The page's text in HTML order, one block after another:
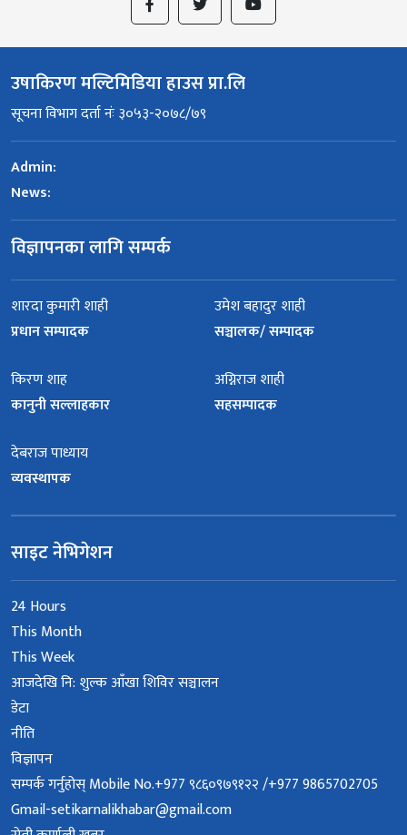
उषाकिरण मल्टिमिडिया हाउस प्रा.लि
सूचना विभाग दर्ता नंः ३०५३-२०७८/७९
Admin:
News:
विज्ञापनका लागि सम्पर्क
शारदा कुमारी शाही
प्रधान सम्पादक
उमेश बहादुर शाही
सञ्चालक/ सम्पादक
किरण शाह
कानुनी सल्लाहकार
अग्निराज शाही
सहसम्पादक
देबराज पाध्याय
व्यवस्थापक
साइट नेभिगेशन
24 Hours
This Month
This Week
आजदेखि नि: शुल्क आँखा शिविर सञ्चालन
डेटा
नीति
विज्ञापन
सम्पर्क गर्नुहोस् Mobile No.+977 ९८६०९७९१२२ /+977 9865702705
Gmail-setikarnalikhabar@gmail.com